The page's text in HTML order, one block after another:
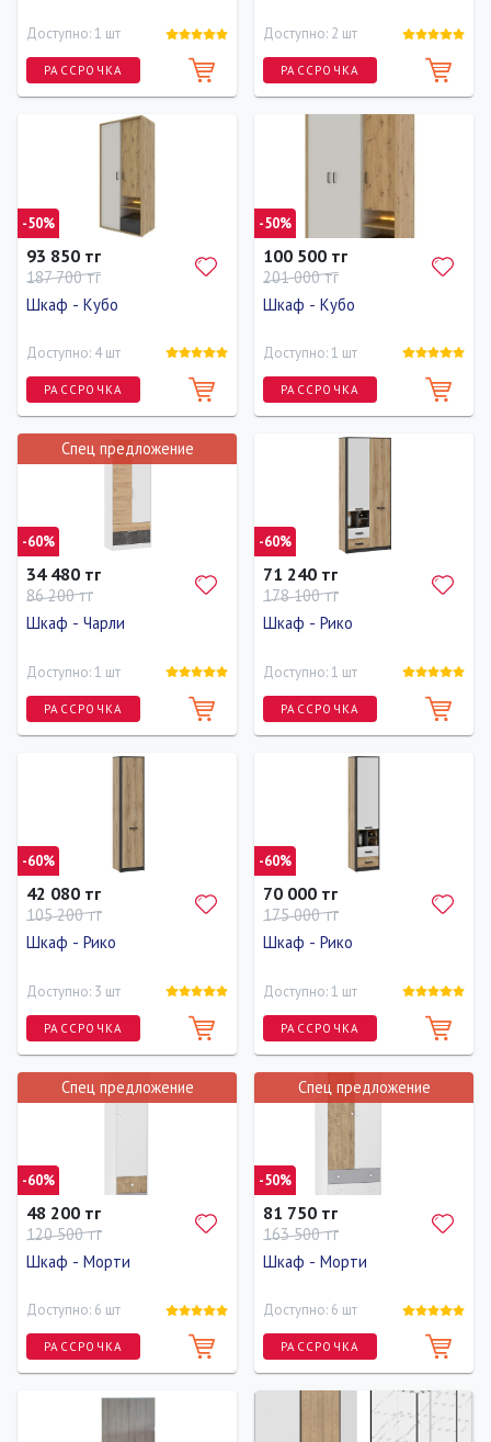
Доступно: 1 шт
РАССРОЧКА
Высота
200 см
Доступно: 2 шт
РАССРОЧКА
-50%
93 850 тг
187 700 тг
Шкаф - Кубо
Доступно: 4 шт
РАССРОЧКА
Длина
0 см
Ширина
90 см
Высота
200 см
-50%
100 500 тг
201 000 тг
Шкаф - Кубо
Доступно: 1 шт
РАССРОЧКА
Ширина
130 см
-60%
34 480 тг
86 200 тг
Шкаф - Чарли
Доступно: 1 шт
РАССРОЧКА
Высота
210 см
Спец предложение
-60%
71 240 тг
178 100 тг
Шкаф - Рико
Доступно: 1 шт
РАССРОЧКА
-60%
42 080 тг
105 200 тг
Шкаф - Рико
Доступно: 3 шт
РАССРОЧКА
Ширина
50 см
Высота
210 см
Глубина
40 см
-60%
70 000 тг
175 000 тг
Шкаф - Рико
Доступно: 1 шт
РАССРОЧКА
Ширина
50 см
Высота
210 см
Глубина
40 см
-60%
48 200 тг
120 500 тг
Шкаф - Морти
Доступно: 6 шт
РАССРОЧКА
220 см
Спец предложение
-50%
81 750 тг
163 500 тг
Шкаф - Морти
Доступно: 6 шт
РАССРОЧКА
Высота
220 см
Глубина
58.6 см
Спец предложение